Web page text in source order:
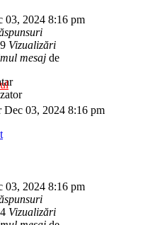
03, 2024 8:16 pm
Vizualizări
mesaj de
Dec 03, 2024 8:16 pm
03, 2024 8:16 pm
Vizualizări